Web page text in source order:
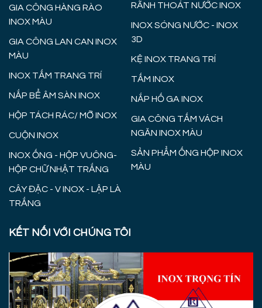
GIA CÔNG HÀNG RÀO
INOX MÀU
GIA CÔNG LAN CAN INOX
MÀU
INOX TẤM TRANG TRÍ
NẮP BỂ ÂM SÀN INOX
HỘP TÁCH RÁC/ MỠ INOX
CUỘN INOX
INOX ỐNG - HỘP VUÔNG-
HỘP CHỮ NHẬT TRẮNG
CÂY ĐẶC - V INOX - LẬP LÀ
TRẮNG
RÃNH THOÁT NƯỚC INOX
INOX SÓNG NƯỚC - INOX
3D
KỆ INOX TRANG TRÍ
TẤM INOX
NẮP HỐ GA INOX
GIA CÔNG TẤM VÁCH
NGĂN INOX MÀU
SẢN PHẨM ỐNG HỘP INOX
MÀU
KẾT NỐI VỚI CHÚNG TÔI